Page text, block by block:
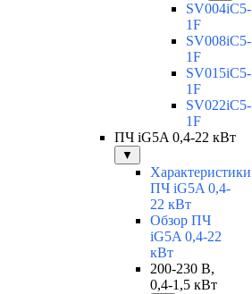
SV004iC5-
1F
SV008iC5-
1F
SV015iC5-
1F
SV022iC5-
1F
ПЧ iG5A 0,4-22 кВт
▼
Характеристики
ПЧ iG5A 0,4-
22 кВт
Обзор ПЧ
iG5A 0,4-22
кВт
200-230 В,
0,4-1,5 кВт